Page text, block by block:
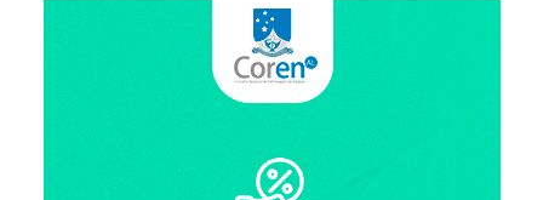
Reserva de auditório